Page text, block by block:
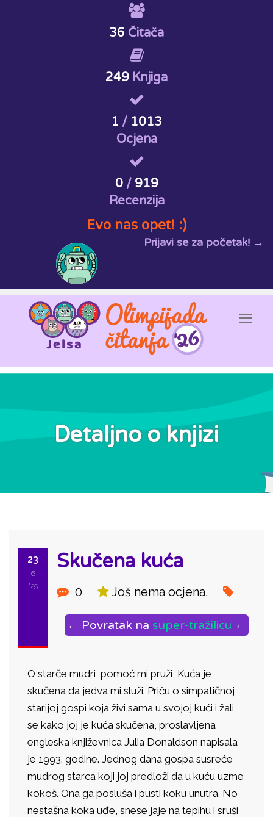
36 Čitača
249 Knjiga
1 / 1013
Ocjena
0/ 919
Recenzija
Evo nas opet! :)
Prijavi se za početak! →
Detaljno o knjizi
23
6
'25
Skučena kuća
0 Još nema ocjena.
← Povratak na super-tražilicu ←
O starče mudri, pomoć mi pruži, Kuća je
skučena da jedva mi služi. Priču o simpatičnoj
starijoj gospi koja živi sama u svojoj kući i žali
se kako joj je kuća skučena, proslavljena
engleska književnica Julia Donaldson napisala
je 1993. godine. Jednog dana gospa susreće
mudrog starca koji joj predloži da u kuću uzme
kokoš. Ona ga posluša i pusti koku unutra. No
nestašna koka uđe, snese jaje na tepihu i sruši